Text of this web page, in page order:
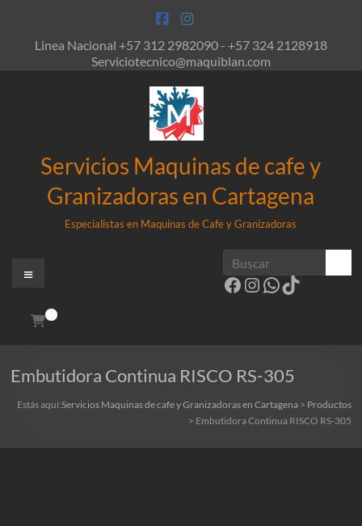
contenidoLinea Nacional +57 312 2982090 - +57 324 2128918
Serviciotecnico@maquiblan.com
Servicios Maquinas de cafe y
Granizadoras en Cartagena
Especialistas en Maquinas de Cafe y Granizadoras
Facebook
Instagram
WhatsApp
TikTok
Menú
Embutidora Continua RISCO RS-305
Estás aquí:Servicios Maquinas de cafe y Granizadoras en Cartagena> Productos
> Embutidora Continua RISCO RS-305